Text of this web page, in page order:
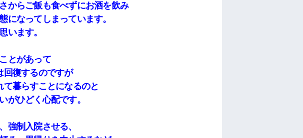
からご飯も食べずにお酒を飲み
になってしまっています。
います。
とがあって
回復するのですが
て暮らすことになるのと
がひどく心配です。
強制入院させる、